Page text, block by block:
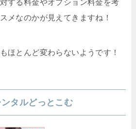
する料金やオプション料金を考
メなのかが見えてきますね！
ほとんど変わらないようです！
タルどっとこむ